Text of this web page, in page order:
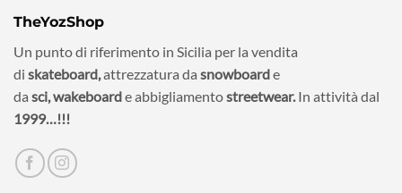
TheYozShop
Un punto di riferimento in Sicilia per la vendita
di skateboard,attrezzatura da snowboarde
da sci,wakeboarde abbigliamentostreetwear. In attività dal
1999…!!!